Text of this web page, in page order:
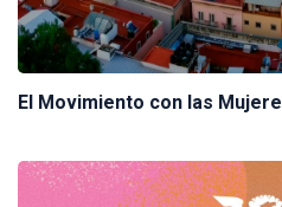
El Movimiento con las